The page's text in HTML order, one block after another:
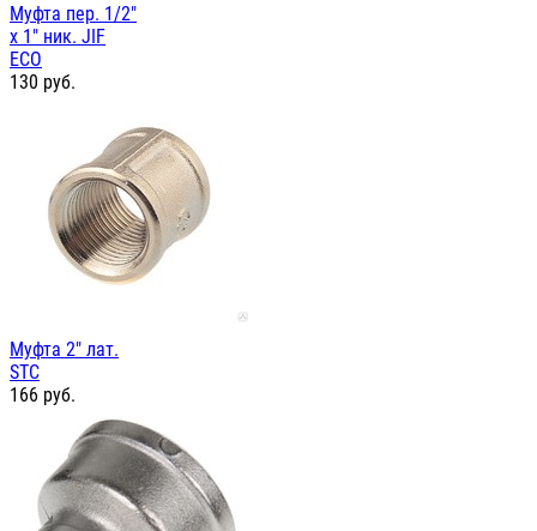
Муфта пер. 1/2"
х 1" ник. JIF
ЕСО
130 руб.
Муфта 2" лат.
STC
166 руб.